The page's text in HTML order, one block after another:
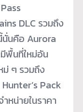
DLC รวมถึง
นั่นคือ Aurora
พื้นที่ใหม่อัน
ม่ ๆ รวมถึง
Pack
หน่ายในราคา